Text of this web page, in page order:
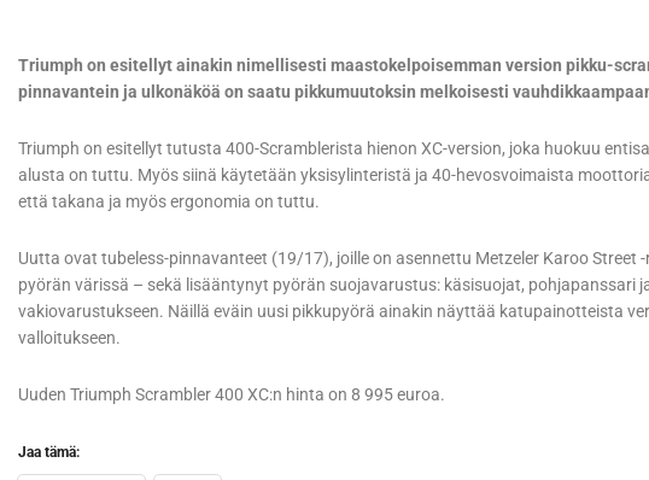
Triumph on esitellyt ainakin nimellisesti maastokelpoisemman version pikku-
pinnavantein ja ulkonäköä on saatu pikkumuutoksin melkoisesti
Triumph on esitellyt tutusta 400-Scramblerista hienon XC-version, joka huokuu
alusta on tuttu. Myös siinä käytetään yksisylinteristä ja 40-hevosvoimaista
että takana ja myös ergonomia on tuttu.
Uutta ovat tubeless-pinnavanteet (19/17), joille on asennettu Metzeler Karoo Street
pyörän värissä – sekä lisääntynyt pyörän suojavarustus: käsisuojat, pohjapanssari
vakiovarustukseen. Näillä eväin uusi pikkupyörä ainakin näyttää katupainotteista
valloitukseen.
Uuden Triumph Scrambler 400 XC:n hinta on 8 995 euroa.
Jaa tämä: